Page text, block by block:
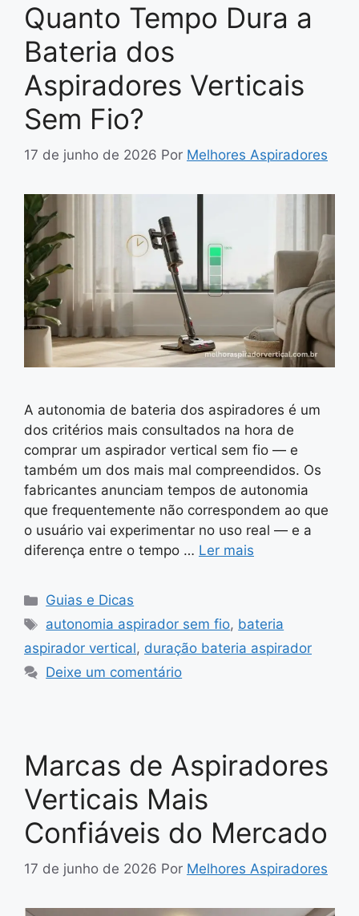
Quanto Tempo Dura a
Bateria dos
Aspiradores Verticais
Sem Fio?
17 de junho de 2026 Por Melhores Aspiradores
A autonomia de bateria dos aspiradores é um
dos critérios mais consultados na hora de
comprar um aspirador vertical sem fio — e
também um dos mais mal compreendidos. Os
fabricantes anunciam tempos de autonomia
que frequentemente não correspondem ao que
o usuário vai experimentar no uso real — e a
diferença entre o tempo … Ler mais
Categorias
Guias e Dicas
Tags
autonomia aspirador sem fio, bateria
aspirador vertical, duração bateria aspirador
Deixe um comentário
Marcas de Aspiradores
Verticais Mais
Confiáveis do Mercado
17 de junho de 2026 Por Melhores Aspiradores